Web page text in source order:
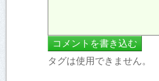
タグは使用できません。